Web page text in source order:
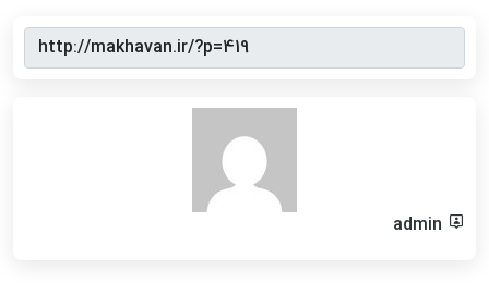
admin